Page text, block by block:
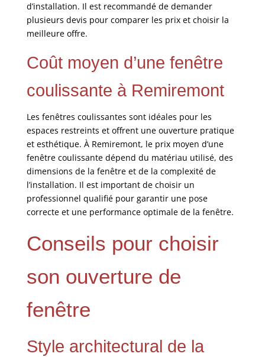
d’installation. Il est recommandé de demander
plusieurs devis pour comparer les prix et choisir la
meilleure offre.
Coût moyen d’une fenêtre
coulissante à Remiremont
Les fenêtres coulissantes sont idéales pour les
espaces restreints et offrent une ouverture pratique
et esthétique. À Remiremont, le prix moyen d’une
fenêtre coulissante dépend du matériau utilisé, des
dimensions de la fenêtre et de la complexité de
l’installation. Il est important de choisir un
professionnel qualifié pour garantir une pose
correcte et une performance optimale de la fenêtre.
Conseils pour choisir
son ouverture de
fenêtre
Style architectural de la